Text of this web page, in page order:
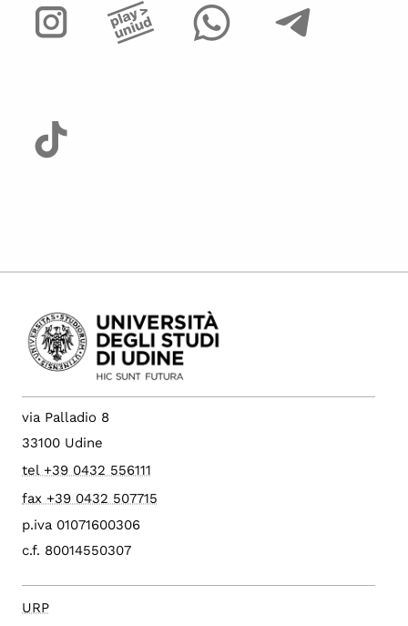
via Palladio 8
33100 Udine
tel +39 0432 556111
fax +39 0432 507715
p.iva 01071600306
c.f. 80014550307
URP